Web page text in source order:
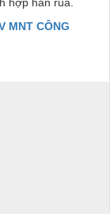
MNT CÔNG